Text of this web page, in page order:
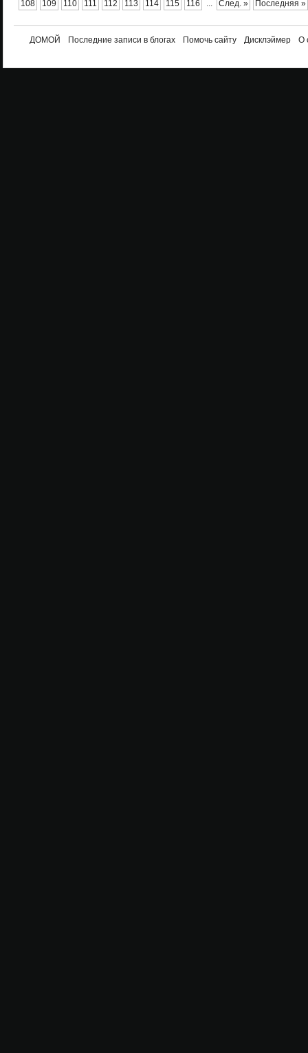
108 109 110 111 112 113 114 115 116 ... След. » Последняя »
ДОМОЙ Последние записи в блогах Помочь сайту Дисклэймер О